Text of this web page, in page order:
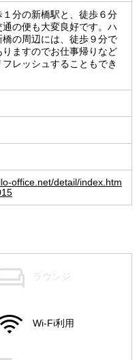
分の新橋駅と、徒歩６分
の便も大変良好です。ハ
橋の周辺には、徒歩９分で
りますのでお仕事帰りなど
レッシュすることもでき
office.net/detail/index.htm
ラウンジ
Wi-Fi利用